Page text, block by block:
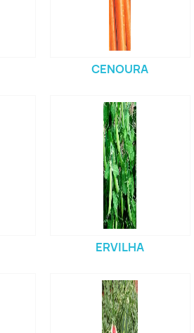
CENOURA
ERVILHA